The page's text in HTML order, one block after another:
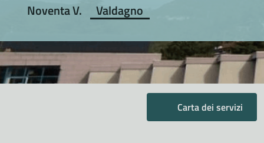
Noventa V.
Valdagno
Carta dei servizi